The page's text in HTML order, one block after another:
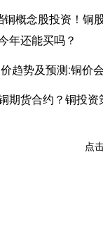
铜概念股投资！铜
年还能买吗？
趋势及预测:铜价
期货合约？铜投资
点